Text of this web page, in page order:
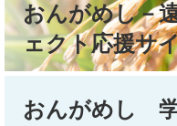
へ
おんがめし－
ェクト応援サ
おんがめし